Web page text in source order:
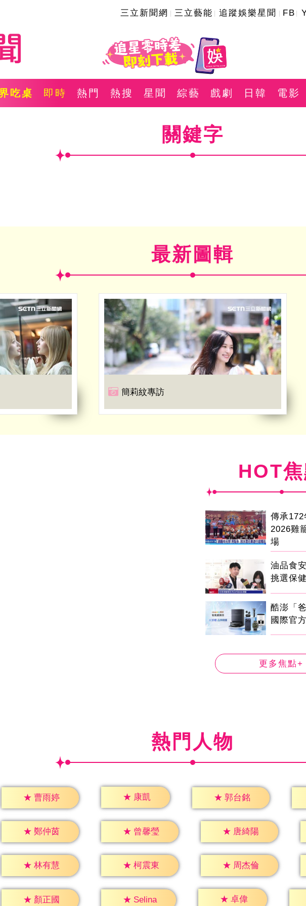
三立新聞網 三立藝能 追蹤娛樂星聞 FB
吃桌 即時 熱門 熱搜 星聞 綜藝 戲劇 日韓 電影
關鍵字
最新圖輯
簡莉紋專訪
HOT
傳承
2026雞
場
油品食
挑選保
酷澎「
國際官
更多焦點+
熱門人物
★ 曹雨婷 ★ 康凱 ★ 郭台銘
★ 鄭仲茵 ★ 曾馨瑩 ★ 唐綺陽
★ 林有慧 ★ 柯震東 ★ 周杰倫
★ 顏正國 ★ Selina ★ 卓偉